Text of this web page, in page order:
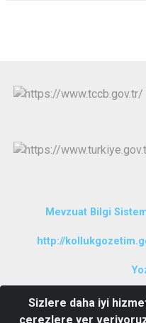
Mevzuat Bilgi
http://
Haşim Kılıç Mahallesi,
Sizlere daha iyi
çerezlere yer